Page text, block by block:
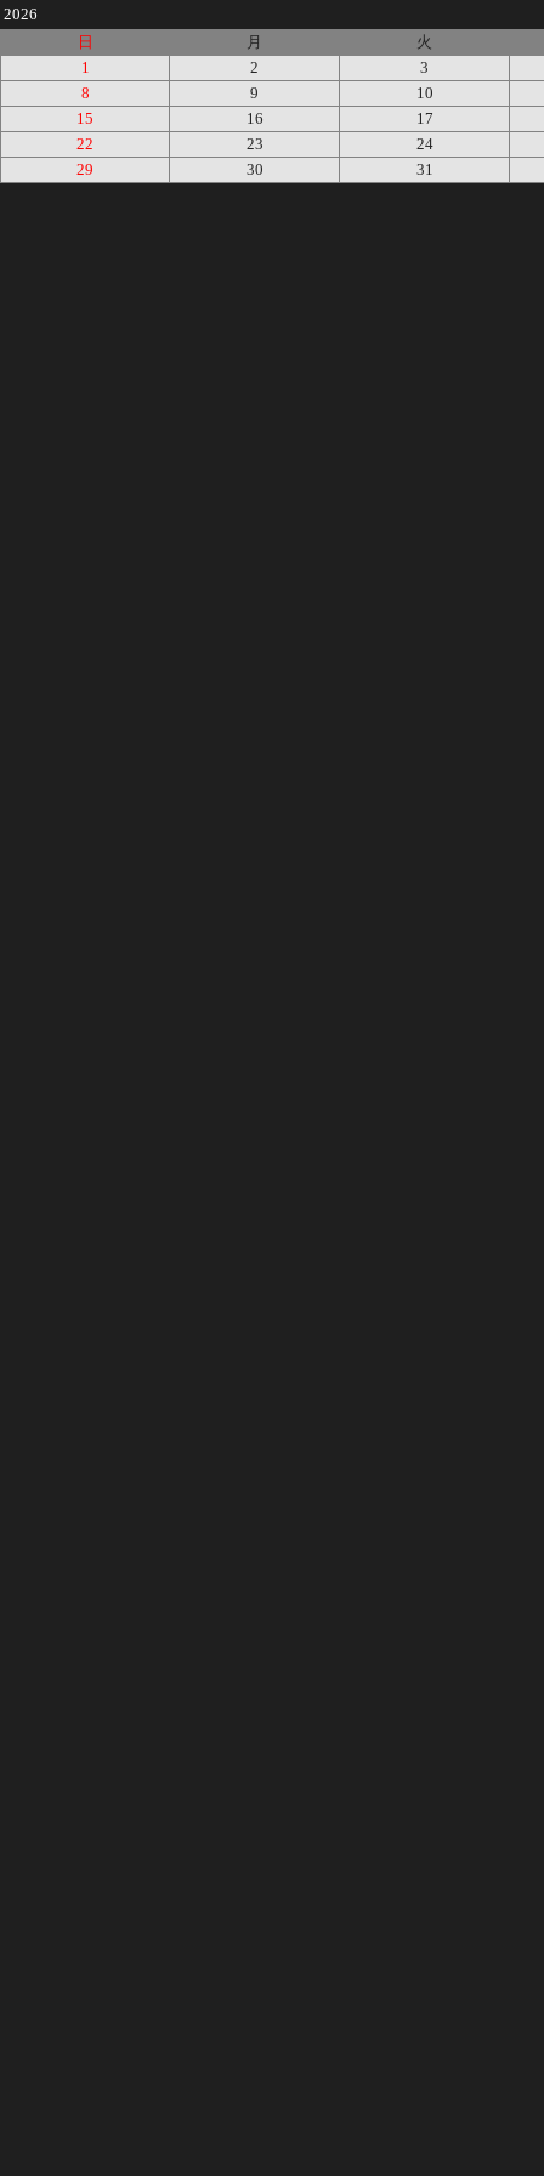
2026
日
月
火
1
2
3
8
9
10
15
16
17
22
23
24
29
30 31